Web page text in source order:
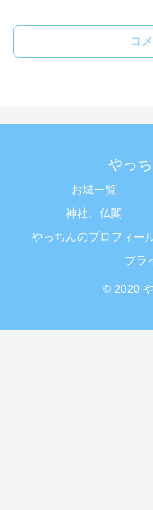
コ
やっ
お城一覧
神社、仏閣
やっちんのプロフィー
プラ
© 2020